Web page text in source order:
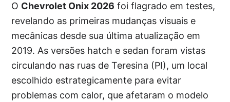
O Chevrolet Onix 2026 foi flagrado em testes,
revelando as primeiras mudanças visuais e
mecânicas desde sua última atualização em
2019. As versões hatch e sedan foram vistas
circulando nas ruas de Teresina (PI), um local
escolhido estrategicamente para evitar
problemas com calor, que afetaram o modelo